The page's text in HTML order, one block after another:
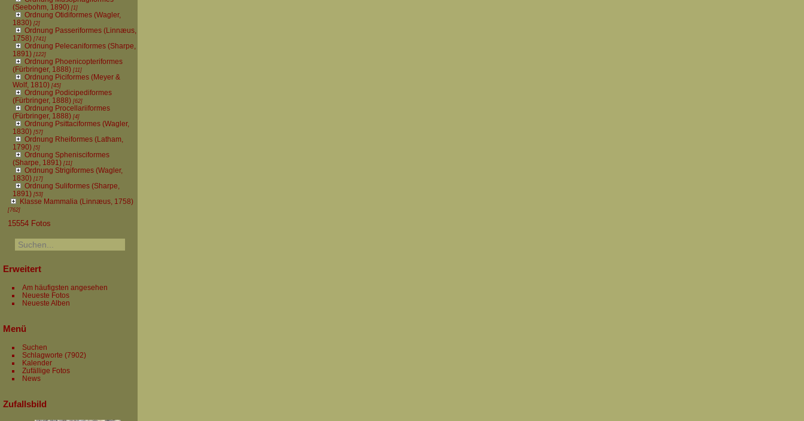
(Seebohm, 1890)[1]
Ordnung Otidiformes (Wagler,
1830)[2]
Ordnung Passeriformes (Linnæus,
1758)[741]
Ordnung Pelecaniformes (Sharpe,
1891)[122]
Ordnung Phoenicopteriformes
(Fürbringer, 1888)[11]
Ordnung Piciformes (Meyer &
Wolf, 1810)[45]
Ordnung Podicipediformes
(Fürbringer, 1888)[62]
Ordnung Procellariiformes
(Fürbringer, 1888)[4]
Ordnung Psittaciformes (Wagler,
1830)[57]
Ordnung Rheiformes (Latham,
1790) [5]
Ordnung Sphenisciformes
(Sharpe, 1891)[11]
Ordnung Strigiformes (Wagler,
1830)[17]
Ordnung Suliformes (Sharpe,
1891)[53]
Klasse Mammalia (Linnæus, 1758)
[762]
15554 Fotos
Erweitert
Am häufigsten angesehen
Neueste Fotos
Neueste Alben
Menü
Suchen
Schlagworte (7902)
Kalender
Zufällige Fotos
News
Zufallsbild